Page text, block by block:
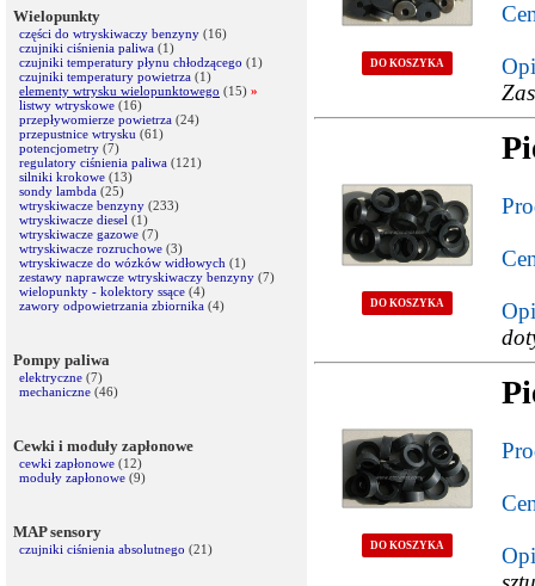
Wielopunkty
części do wtryskiwaczy benzyny (16)
czujniki ciśnienia paliwa (1)
czujniki temperatury płynu chłodzącego (1)
czujniki temperatury powietrza (1)
elementy wtrysku wielopunktowego (15) »
listwy wtryskowe (16)
przepływomierze powietrza (24)
przepustnice wtrysku (61)
potencjometry (7)
regulatory ciśnienia paliwa (121)
silniki krokowe (13)
sondy lambda (25)
wtryskiwacze benzyny (233)
wtryskiwacze diesel (1)
wtryskiwacze gazowe (7)
wtryskiwacze rozruchowe (3)
wtryskiwacze do wózków widłowych (1)
zestawy naprawcze wtryskiwaczy benzyny (7)
wielopunkty - kolektory ssące (4)
zawory odpowietrzania zbiornika (4)
Pompy paliwa
elektryczne (7)
mechaniczne (46)
Cewki i moduły zapłonowe
cewki zapłonowe (12)
moduły zapłonowe (9)
MAP sensory
czujniki ciśnienia absolutnego (21)
DO KOSZYKA
DO KOSZYKA
DO KOSZYKA